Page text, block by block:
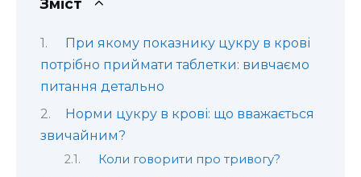
Зміст
При якому показнику цукру в крові
потрібно приймати таблетки: вивчаємо
питання детально
Норми цукру в крові: що вважається
звичайним?
Коли говорити про тривогу?